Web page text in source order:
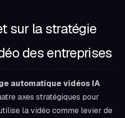
sur la stratégie
des entreprises
automatique vidéos IA
axes stratégiques pour
la vidéo comme levier de